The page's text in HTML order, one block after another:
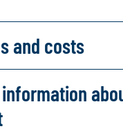
and costs
information